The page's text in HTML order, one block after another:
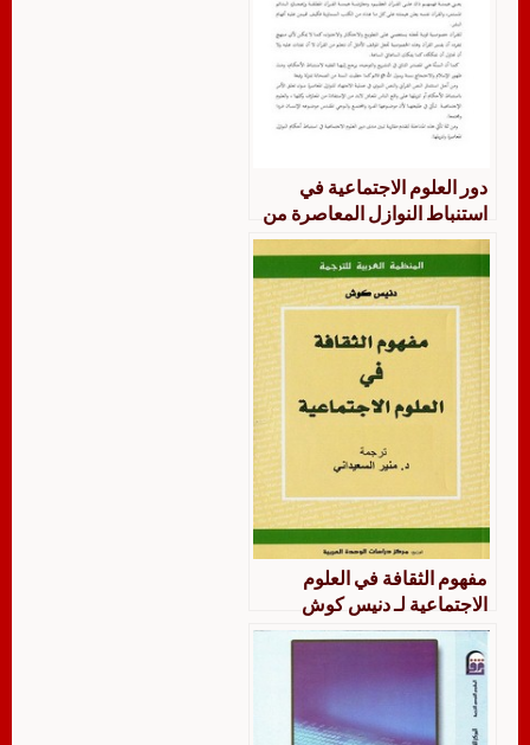
دور العلوم الاجتماعية في
استنباط النوازل المعاصرة من
الكتاب والسنة
مفهوم الثقافة في العلوم
الاجتماعية لـ دنيس كوش